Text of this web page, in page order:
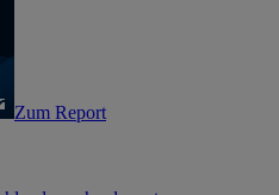
Zum Report